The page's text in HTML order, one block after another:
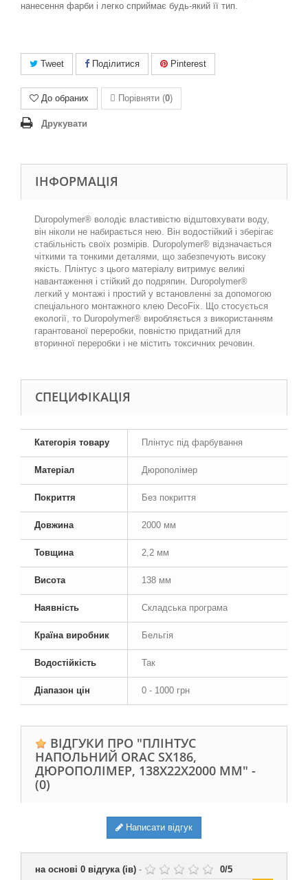
нанесення фарби і легко сприймає будь-який її тип.
Tweet Поділитися Pinterest
До обраних Порівняти (0)
Друкувати
ІНФОРМАЦІЯ
Duropolymer® володіє властивістю відштовхувати воду,
він ніколи не набирається нею. Він водостійкий і зберігає
стабільність своїх розмірів. Duropolymer® відзначається
чіткими та тонкими деталями, що забезпечують високу
якість. Плінтус з цього матеріалу витримує великі
навантаження і стійкий до подряпин. Duropolymer®
легкий у монтажі і простий у встановленні за допомогою
спеціального монтажного клею DecoFix. Що стосується
екології, то Duropolymer® виробляється з використанням
гарантованої переробки, повністю придатний для
вторинної переробки і не містить токсичних речовин.
СПЕЦИФІКАЦІЯ
Категорія товару Плінтус під фарбування
Матеріал Дюрополімер
Покриття Без покриття
Довжина 2000 мм
Товщина 2,2 мм
Висота 138 мм
Наявність Складська програма
Країна виробник Бельгія
Водостійкість Так
Діапазон цін 0 - 1000 грн
ВІДГУКИ ПРО "ПЛІНТУС
НАПОЛЬНИЙ ORAC SX186,
ДЮРОПОЛІМЕР, 138Х22Х2000 ММ" -
(0)
Написати відгук
на основі 0 відгука (ів) - 0/5